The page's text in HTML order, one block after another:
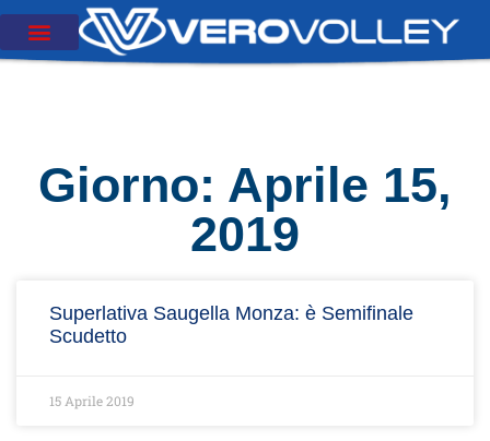
Giorno: Aprile 15,
2019
Superlativa Saugella Monza: è Semifinale
Scudetto
15 Aprile 2019